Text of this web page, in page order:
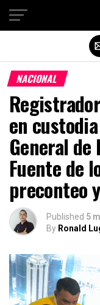
NACIONAL
en
General de
Fuente de
preconteo
Published 5
By Ronald